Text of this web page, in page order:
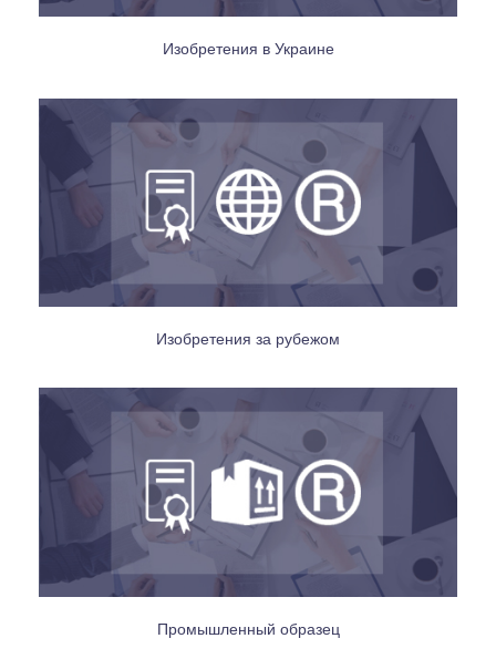
Изобретения в Украине
Изобретения за рубежом
Промышленный образец